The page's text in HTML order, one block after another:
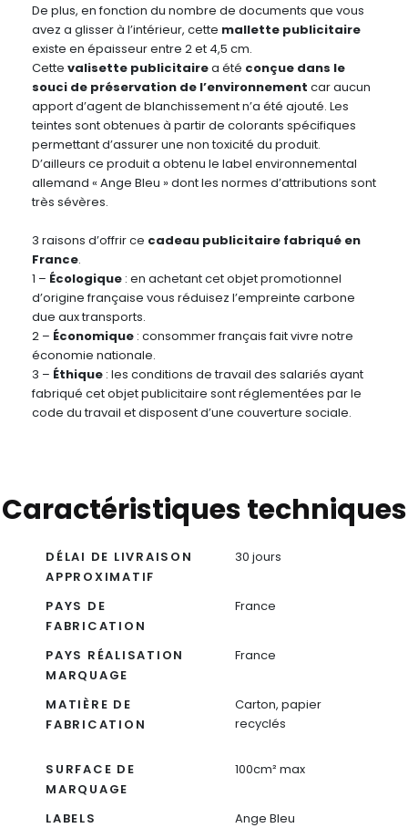
De plus, en fonction du nombre de documents que vous
avez a glisser à l’intérieur, cette mallette publicitaire
existe en épaisseur entre 2 et 4,5 cm.
Cette valisette publicitairea été conçue dans le
souci de préservation de l’environnement car aucun
apport d’agent de blanchissement n’a été ajouté. Les
teintes sont obtenues à partir de colorants spécifiques
permettant d’assurer une non toxicité du produit.
D’ailleurs ce produit a obtenu le label environnemental
allemand « Ange Bleu » dont les normes d’attributions sont
très sévères.
3 raisons d’offrir ce cadeau publicitaire fabriqué en
France.
1 – Écologique : en achetant cet objet promotionnel
d’origine française vous réduisez l’empreinte carbone
due aux transports.
2 – Économique : consommer français fait vivre notre
économie nationale.
3 – Éthique : les conditions de travail des salariés ayant
fabriqué cet objet publicitaire sont réglementées par le
code du travail et disposent d’une couverture sociale.
Caractéristiques techniques
DÉLAI DE LIVRAISON
APPROXIMATIF
30 jours
PAYS DE
FABRICATION
France
PAYS RÉALISATION
MARQUAGE
France
MATIÈRE DE
FABRICATION
Carton, papier
recyclés
SURFACE DE
MARQUAGE
100cm² max
LABELS
Ange Bleu